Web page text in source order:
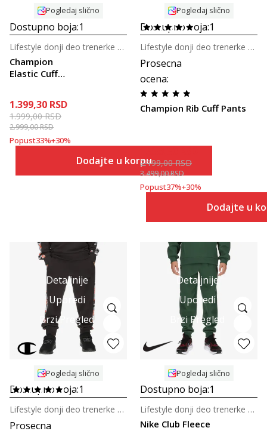
Pogledaj slično
Dostupno boja:1
Champion
Elastic Cuff
Lifestyle donji deo trenerke za devojčice
1.399,30 RSD
1.999,00RSD
2.999,00RSD
Popust33%+30%
Dodajte u korpu
Pogledaj slično
Dostupno boja:1
Prosecna
ocena:
Champion Rib Cuff Pants
Lifestyle donji deo trenerke za dečake
2.199,00RSD
3.499,00RSD
Popust37%+30%
Dodajte u
Detaljnije
Uporedi
Brzi Pregled
Pogledaj slično
Dostupno boja:1
Prosecna
Lifestyle donji deo trenerke za dečake
Detaljnije
Uporedi
Brzi Pregled
Pogledaj slično
Dostupno boja:1
Nike Club Fleece
Lifestyle donji deo trenerke za tinejdžere